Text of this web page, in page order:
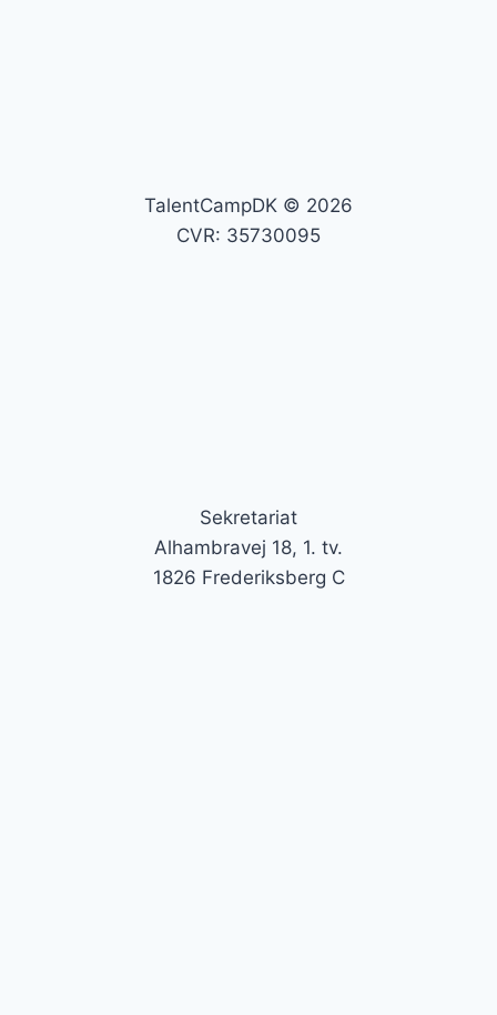
TalentCampDK © 2026
CVR: 35730095
Sekretariat
Alhambravej 18, 1. tv.
1826 Frederiksberg C